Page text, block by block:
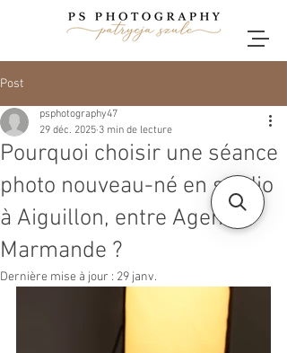
Post
Pourquoi choisir une séance
photo nouveau-né en studio
à Aiguillon, entre Agen et
Marmande ?
psphotography47
29 déc. 2025 3 min de lecture
Dernière mise à jour : 29 janv.